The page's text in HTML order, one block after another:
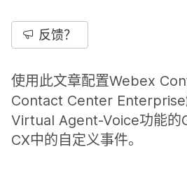
反馈？
使用此文章配置Webex
Contact Center Enterprise
Virtual Agent-Voice功能
CX中的自定义事件。